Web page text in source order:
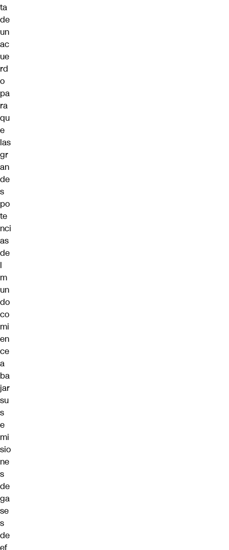
ta
de
un
ac
ue
rd
o
pa
ra
qu
e
las
gr
an
de
s
po
te
nci
as
de
l
m
un
do
co
mi
en
ce
a
ba
jar
su
s
e
mi
sio
ne
s
de
ga
se
s
de
ef